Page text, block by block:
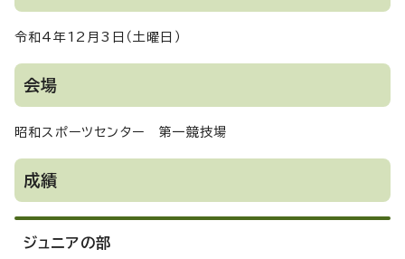
令和4年12月3日（土曜日）
会場
昭和スポーツセンター 第一競技場
成績
ジュニアの部